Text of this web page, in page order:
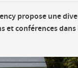
propose une
et conférences